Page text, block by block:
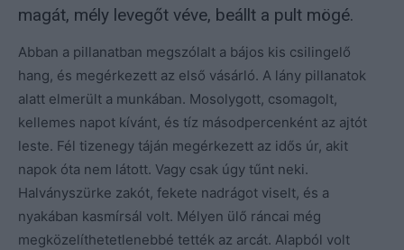
magát, mély levegőt véve, beállt a pult mögé.
Abban a pillanatban megszólalt a bájos kis csilingelő
hang, és megérkezett az első vásárló. A lány pillanatok
alatt elmerült a munkában. Mosolygott, csomagolt,
kellemes napot kívánt, és tíz másodpercenként az ajtót
leste. Fél tizenegy táján megérkezett az idős úr, akit
napok óta nem látott. Vagy csak úgy tűnt neki.
Halványszürke zakót, fekete nadrágot viselt, és a
nyakában kasmírsál volt. Mélyen ülő ráncai még
megközelíthetetlenebbé tették az arcát. Alapból volt